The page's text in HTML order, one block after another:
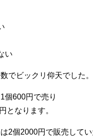
い
でビックリ仰天でした。
個600円で売り
となります。
2個2000円で販売して